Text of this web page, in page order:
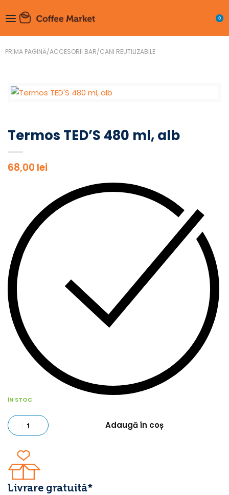
0
PRIMA PAGINĂ/ACCESORII BAR/CANI REUTILIZABILE
Termos TED’S 480 ml, alb
68,00 lei
ÎN STOC
Adaugă în coș
Livrare gratuită*